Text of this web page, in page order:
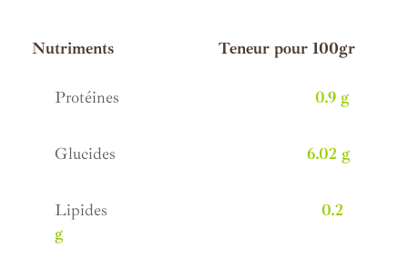
Nutriments Teneur pour 100gr
Protéines 0.9 g
Glucides 6.02 g
Lipides 0.2
g